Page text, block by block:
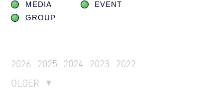
MEDIA
EVENT
GROUP
2026 2025 2024 2023
2022
OLDER